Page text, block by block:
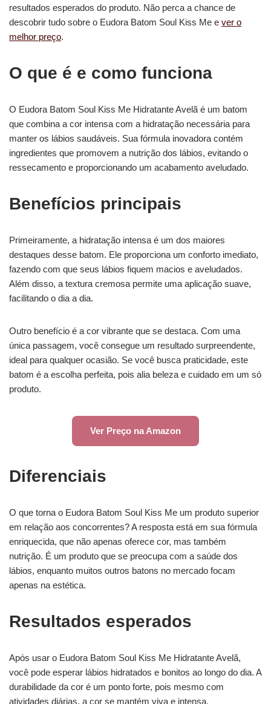
resultados esperados do produto. Não perca a chance de
descobrir tudo sobre o Eudora Batom Soul Kiss Me e ver o
melhor preço.
O que é e como funciona
O Eudora Batom Soul Kiss Me Hidratante Avelã é um batom
que combina a cor intensa com a hidratação necessária para
manter os lábios saudáveis. Sua fórmula inovadora contém
ingredientes que promovem a nutrição dos lábios, evitando o
ressecamento e proporcionando um acabamento aveludado.
Benefícios principais
Primeiramente, a hidratação intensa é um dos maiores
destaques desse batom. Ele proporciona um conforto imediato,
fazendo com que seus lábios fiquem macios e aveludados.
Além disso, a textura cremosa permite uma aplicação suave,
facilitando o dia a dia.
Outro benefício é a cor vibrante que se destaca. Com uma
única passagem, você consegue um resultado surpreendente,
ideal para qualquer ocasião. Se você busca praticidade, este
batom é a escolha perfeita, pois alia beleza e cuidado em um só
produto.
Ver Preço na Amazon
Diferenciais
O que torna o Eudora Batom Soul Kiss Me um produto superior
em relação aos concorrentes? A resposta está em sua fórmula
enriquecida, que não apenas oferece cor, mas também
nutrição. É um produto que se preocupa com a saúde dos
lábios, enquanto muitos outros batons no mercado focam
apenas na estética.
Resultados esperados
Após usar o Eudora Batom Soul Kiss Me Hidratante Avelã,
você pode esperar lábios hidratados e bonitos ao longo do dia. A
durabilidade da cor é um ponto forte, pois mesmo com
atividades diárias, a cor se mantém viva e intensa.